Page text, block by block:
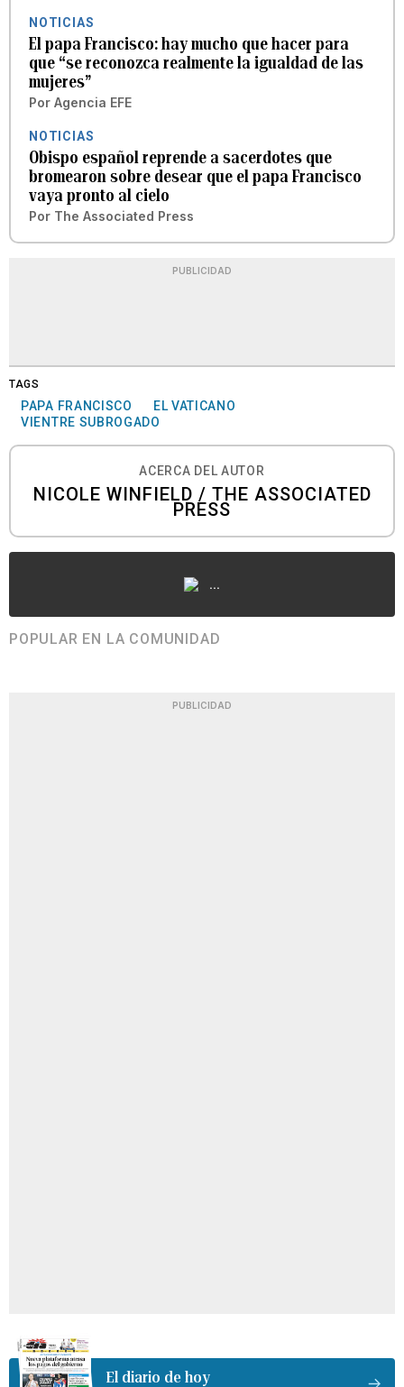
NOTICIAS
El papa Francisco: hay mucho que hacer para
que “se reconozca realmente la igualdad de las
mujeres”
Por Agencia EFE
NOTICIAS
Obispo español reprende a sacerdotes que
bromearon sobre desear que el papa Francisco
vaya pronto al cielo
Por The Associated Press
PUBLICIDAD
TAGS
PAPA FRANCISCO
EL VATICANO
VIENTRE SUBROGADO
ACERCA DEL AUTOR
NICOLE WINFIELD / THE ASSOCIATED
PRESS
...
POPULAR EN LA COMUNIDAD
PUBLICIDAD
El diario de hoy